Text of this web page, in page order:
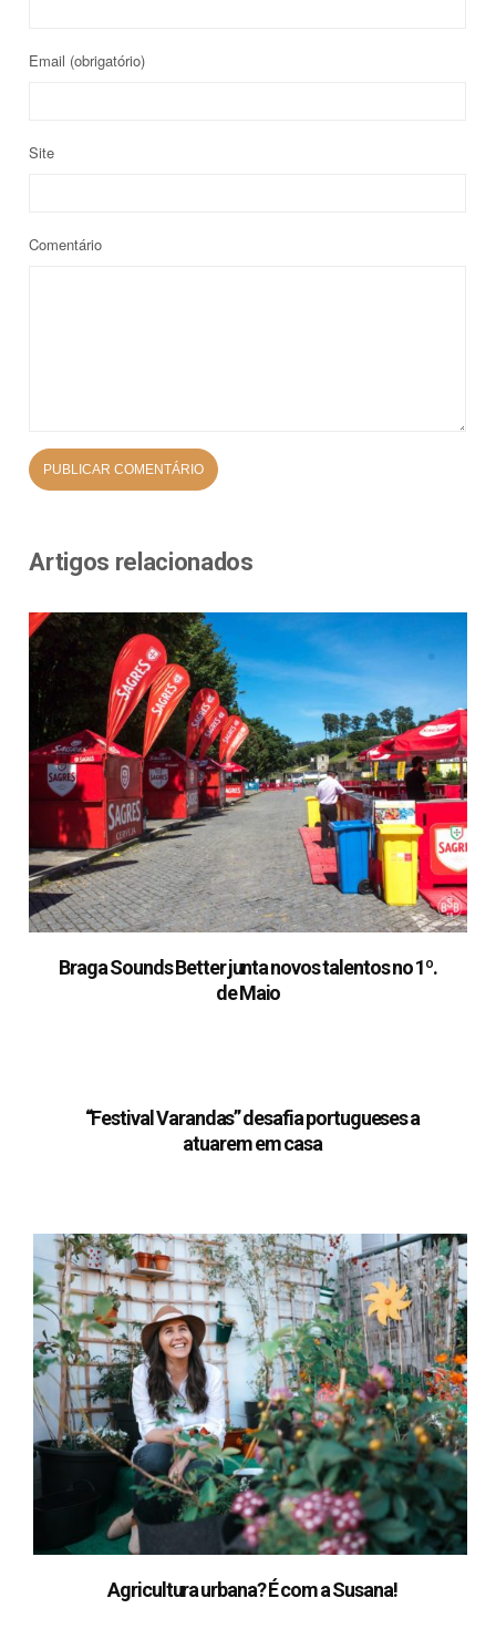
Email (obrigatório)
Site
Comentário
Artigos relacionados
Braga Sounds Better junta novos talentos no 1º.
de Maio
“Festival Varandas” desafia portugueses a
atuarem em casa
Agricultura urbana? É com a Susana!